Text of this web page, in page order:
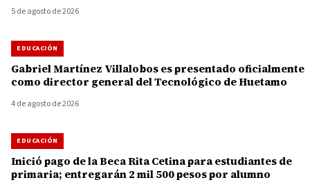
5 de agosto de 2026
EDUCACIÓN
Gabriel Martínez Villalobos es presentado oficialmente
como director general del Tecnológico de Huetamo
4 de agosto de 2026
EDUCACIÓN
Inició pago de la Beca Rita Cetina para estudiantes de
primaria; entregarán 2 mil 500 pesos por alumno